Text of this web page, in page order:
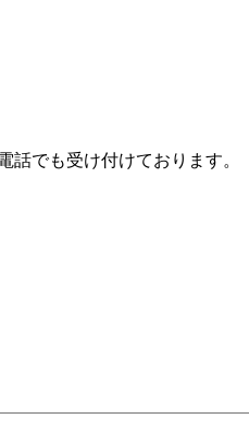
話でも受け付けております。